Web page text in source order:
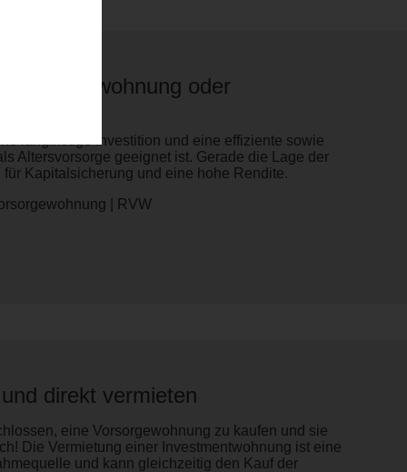
oder
langfristige Investition und eine effiziente sowie
Altersvorsorge geeignet ist. Gerade die Lage der
für Kapitalsicherung und eine hohe Rendite.
| RVW
direkt vermieten
eine Vorsorgewohnung zu kaufen und sie
Die Vermietung einer Investmentwohnung ist eine
und kann gleichzeitig den Kauf der